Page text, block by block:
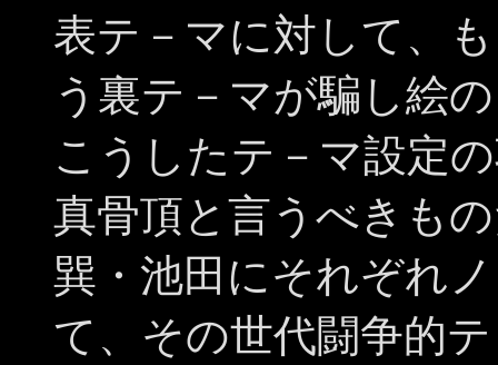
表テ－マに対して、
う裏テ－マが騙し絵
こうしたテ－マ設定
真骨頂と言うべきも
巽・池田にそれぞれ
て、その世代闘争的